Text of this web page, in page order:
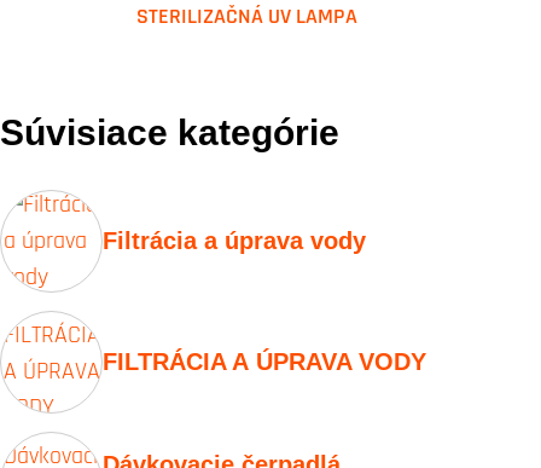
STERILIZAČNÁ UV LAMPA
Súvisiace kategórie
Filtrácia a úprava vody
FILTRÁCIA A ÚPRAVA VODY